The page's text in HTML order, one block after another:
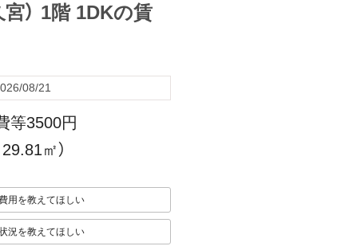
） 1階 1DKの賃
08/21
等3500円
㎡）
用を教えてほしい
況を教えてほしい